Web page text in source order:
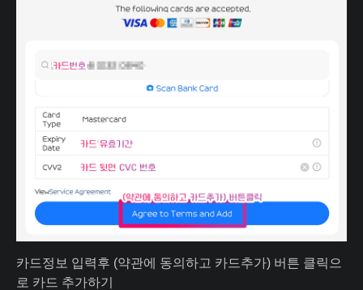
카드정보 입력후 (약관에 동의하고 카드추가) 버튼 클릭으
로 카드 추가하기